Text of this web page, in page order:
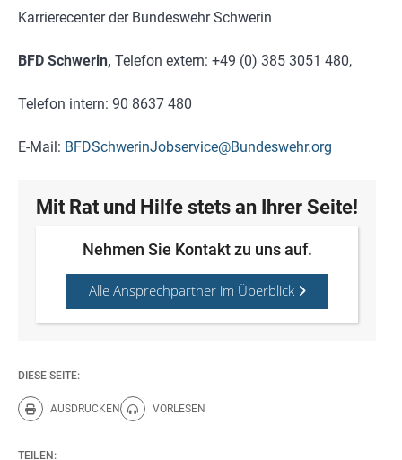
Karrierecenter der Bundeswehr Schwerin
BFD Schwerin, Telefon extern: +49 (0) 385 3051 480,
Telefon intern: 90 8637 480
E-Mail: BFDSchwerinJobservice@Bundeswehr.org
Mit Rat und Hilfe stets an Ihrer Seite!
Nehmen Sie Kontakt zu uns auf.
Alle Ansprechpartner im Überblick
DIESE SEITE:
AUSDRUCKEN
Diese Seite drucken.
VORLESEN
Diese Seite vorlesen.
TEILEN: